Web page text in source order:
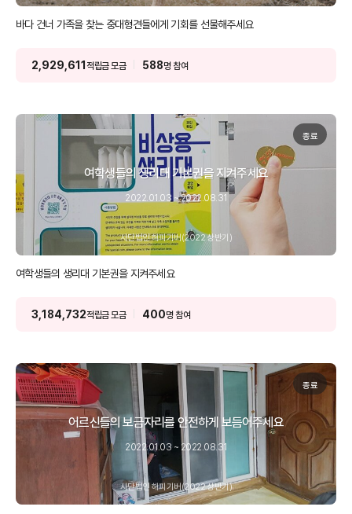
바다 건너 가족을 찾는 중대형견들에게 기회를 선물해주세요
2,929,611적립금 모금 588명 참여
종료
여학생들의 생리대 기본권을 지켜주세요
2022.01.03 ~ 2022.08.31
사단법인 해피기버(2022 상반기)
여학생들의 생리대 기본권을 지켜주세요
3,184,732적립금 모금 400명 참여
종료
어르신들의 보금자리를 안전하게 보듬어주세요
2022.01.03 ~ 2022.08.31
사단법인 해피기버(2022 상반기)